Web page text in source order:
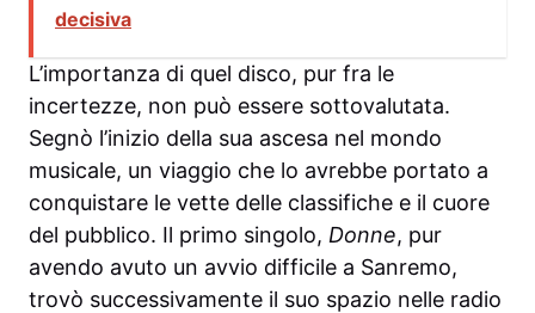
decisiva
L’importanza di quel disco, pur fra le
incertezze, non può essere sottovalutata.
Segnò l’inizio della sua ascesa nel mondo
musicale, un viaggio che lo avrebbe portato a
conquistare le vette delle classifiche e il cuore
del pubblico. Il primo singolo, Donne, pur
avendo avuto un avvio difficile a Sanremo,
trovò successivamente il suo spazio nelle radio